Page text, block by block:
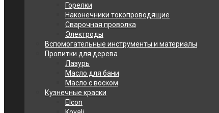
Горелки
Наконечники токопроводящие
Сварочная проволка
Электроды
Вспомогательные инструменты и материалы
Пропитки для дерева
Лазурь
Масло для бани
Масло с воском
Кузнечные краски
Elcon